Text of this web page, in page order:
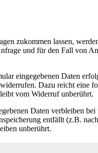
zukommen lassen,
und für den Fall von
eingegebenen Daten
Dazu reicht eine
vom Widerruf unberührt.
Daten verbleiben
entfällt (z.B.
unberührt.